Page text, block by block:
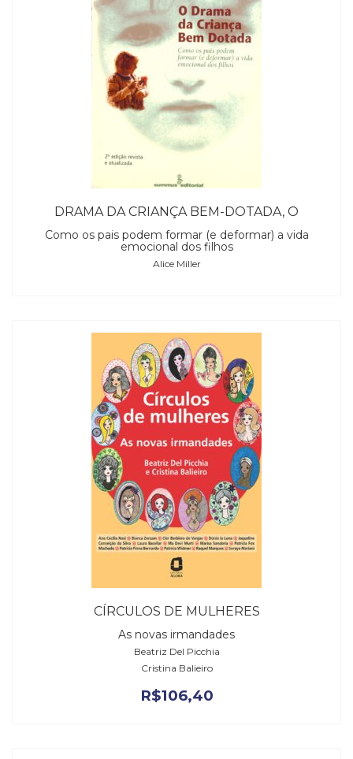
DRAMA DA CRIANÇA BEM-DOTADA, O
Como os pais podem formar (e deformar) a vida
emocional dos filhos
Alice Miller
CÍRCULOS DE MULHERES
As novas irmandades
Beatriz Del Picchia
Cristina Balieiro
R$106,40